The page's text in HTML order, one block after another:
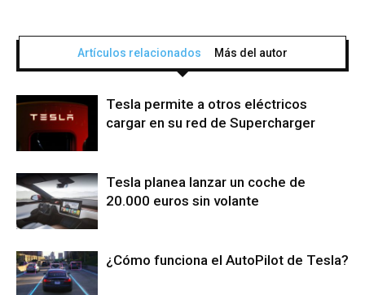
Artículos relacionados Más del autor
Tesla permite a otros eléctricos
cargar en su red de Supercharger
Tesla planea lanzar un coche de
20.000 euros sin volante
¿Cómo funciona el AutoPilot de Tesla?